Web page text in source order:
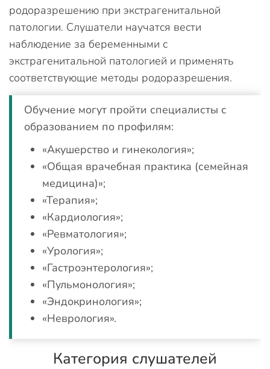
родоразрешению при экстрагенитальной
патологии. Слушатели научатся вести
наблюдение за беременными с
экстрагенитальной патологией и применять
соответствующие методы родоразрешения.
Обучение могут пройти специалисты с
образованием по профилям:
«Акушерство и гинекология»;
«Общая врачебная практика (семейная
медицина)»;
«Терапия»;
«Кардиология»;
«Ревматология»;
«Урология»;
«Гастроэнтерология»;
«Пульмонология»;
«Эндокринология»;
«Неврология».
Категория слушателей